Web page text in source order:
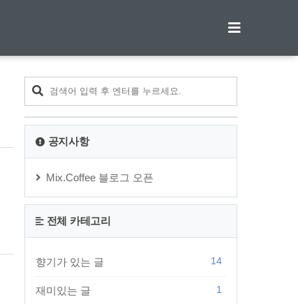
공지사항
Mix.Coffee 블로그 오픈
전체 카테고리
향기가 있는 글 14
재미있는 글 1